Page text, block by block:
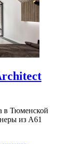
в Тюменской
из A61